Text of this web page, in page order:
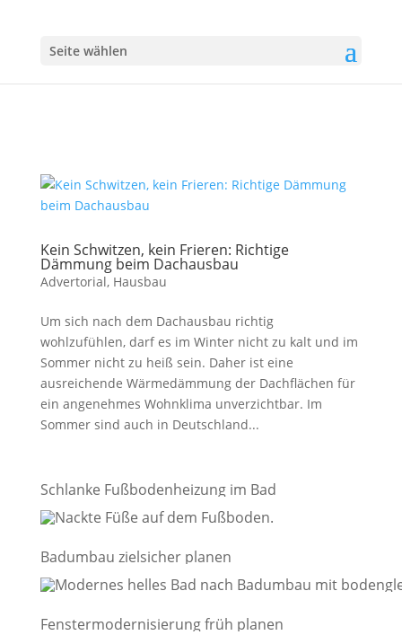
Seite wählen
Kein Schwitzen, kein Frieren: Richtige
Dämmung beim Dachausbau
Advertorial, Hausbau
Um sich nach dem Dachausbau richtig
wohlzufühlen, darf es im Winter nicht zu kalt und im
Sommer nicht zu heiß sein. Daher ist eine
ausreichende Wärmedämmung der Dachflächen für
ein angenehmes Wohnklima unverzichtbar. Im
Sommer sind auch in Deutschland...
Schlanke Fußbodenheizung im Bad
Badumbau zielsicher planen
Fenstermodernisierung früh planen